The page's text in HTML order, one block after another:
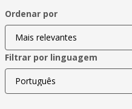
Ordenar por
Filtrar por linguagem